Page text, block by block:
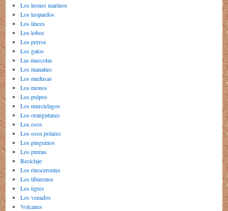
Los leones marinos
Los leopardos
Los linces
Los lobos
Los perros
Los gatos
Las mascotas
Los manatíes
Los medusas
Los monos
Los pulpos
Los murcielagos
Los orangutanes
Los osos
Los osos polares
Los pinguinos
Los pumas
Reciclaje
Los rinocerontes
Los tiburones
Los tigres
Los venados
Volcanes